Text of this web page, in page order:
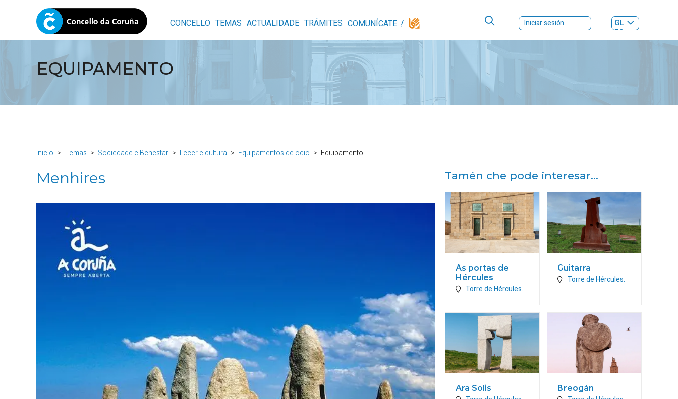
CONCELLO TEMAS ACTUALIDADE TRÁMITES COMUNÍCATE Iniciar sesión
GL
ES|
EQUIPAMENTO
Inicio Temas Sociedade e Benestar Lecer e cultura Equipamentos de ocio Equipamento
Menhires Tamén che pode interesar...
As portas de
Hércules
Torre de Hércules.
Guitarra
Torre de Hércules.
Ara Solis Breogán